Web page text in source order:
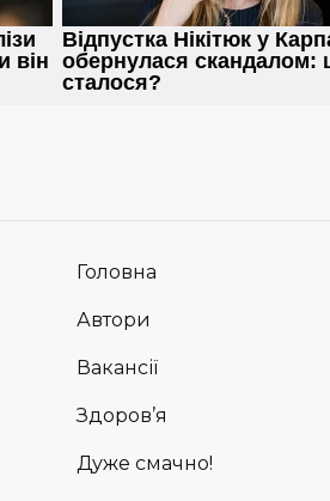
Головна
Автори
Вакансії
Здоров’я
Дуже смачно!